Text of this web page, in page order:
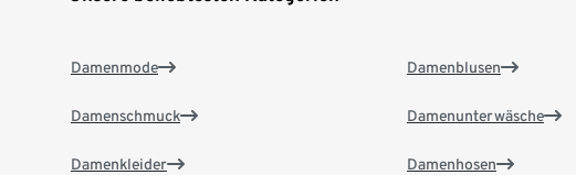
Damenmode
Damenschmuck
Damenkleider
Damenblusen
Damenunterwäsche
Damenhosen